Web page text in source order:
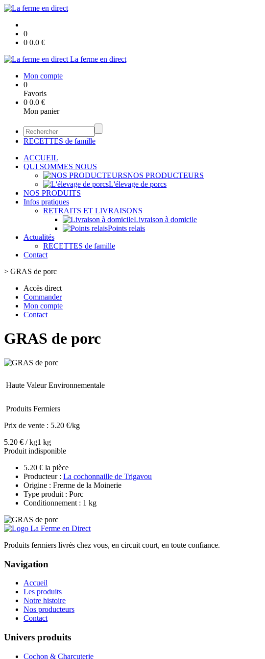
0
0 0.0 €
La ferme en direct
Mon compte
0
Favoris
0 0.0 €
Mon panier
RECETTES de famille
ACCUEIL
QUI SOMMES NOUS
NOS PRODUCTEURS
L'élevage de porcs
NOS PRODUITS
Infos pratiques
RETRAITS ET LIVRAISONS
Livraison à domicile
Points relais
Actualités
RECETTES de famille
Contact
> GRAS de porc
Accès direct
Commander
Mon compte
Contact
GRAS de porc
Haute Valeur Environnementale
Produits Fermiers
Prix de vente : 5.20 €/kg
5.20 € / kg1 kg
Produit indisponible
5.20 € la pièce
Producteur : La cochonnaille de Trigavou
Origine : Frerme de la Moinerie
Type produit : Porc
Conditionnement : 1 kg
Produits fermiers livrés chez vous, en circuit court, en toute confiance.
Navigation
Accueil
Les produits
Notre histoire
Nos producteurs
Contact
Univers produits
Cochon & Charcuterie